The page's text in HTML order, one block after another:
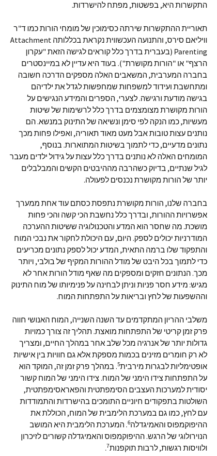
התקשרות היא, בפשטות, מפתח להישרדות.
תאוריית ההתקשרות שירתה כסימוכין של מומחי הורות כמו ד"ר
וויליאם סירס, והתנועה העכשווית נקראת בכללותה Attachment
Parenting (בעברית בדרך כלל קוראים לגישה הזאת "עקרון
הרצף" או "הורות מקושרת"). בעוד היא עדיין לא במיינסטרים
בחברה המערבית, המשאבים האלה מספקים הדרכה חשובה
ומתחשבת ועידוד למשפחות שמחפשות לגדל את ילדיהם
בגישה מודעת ורגישה. לצערי, הספרים והמידע הנגישים על
הורות מקושרת מצומצמים בדרך כלל לרשימות של שיטות
מעשיות, כמו הנקה לפי סימן ונשיאה של התינוק במנשא. הם
נותנים עצות טובות אבל מעט מאוד תאוריה, ואפילו פחות מכך
נתונים מדעיים, כדי לתמוך בשיטות המתוארות. בנוסף,
המומחים האלה לא נותנים בדרך כלל עצות על גידול ילדים מעבר
לגיל שנתיים, בדיוק כשהרבה מההיבטים הקשים והמבלבלים
יותר של הורות מקושרת נכנסים לפעולה.
בחברה שלנו, הורות מקושרת נתפסת כסתם עוד אחת ממערך
אפשרויות ההורות, ובדרך כלל נחשבת הכי קשה והכי פחות
מושכת. מה שחסר הוא המדע והטכנולוגיה ששיטות ההערכה
המודרניות יכולים לספק. היום, עם היכולת לחקור את נבכי המוח
והתפקוד שלו ברמה התאית, המדע יכול לספק נתונים מכריעים
כדי לתמוך בכל היבט של מודל ההורות המקיף של בולבי, ויותר
מכך. הנתונים חזקים ומספקים מה שאף מודל הורות אחר לא
מגיש: מידע חסר פניות וניתן לבחינה על פנימיותו של מוח התינוק
וההשפעות של לחץ ובריאות על התפתחות המוח.
משלבי ההריון המתקדמים עד השנה השנייה, המוח האנושי חווה
פרק זמן קריטי של התפתחות מואצת. תהליך זה צורך כמויות
גדולות יותר של אנרגיה מכל שלב אחר במהלך החיים, ומצריך
לא רק חומרים מזינים בכמות מספקת אלא גם חוויות בין אישיות
אופטימליות לבגרות מירבית5. במהלך פרק זמן זה, המוקד הוא
על התפתחות צידו הימני של המוח. צידו הימני של המוח קשור
יסודית למערכות העצבים הסימפתטית והפאראסימפתטית,
השולטות בתפקודים חיוניים התומכים בהישרדות והתמודדות
עם לחץ, כמו גם במערכת הלימבית של המוח, הכוללת את
ההיפוקמפוס והאמיגדלה6. המערכת הלימבית היא המושב
הנוירולוגי של הרגש. ההיפוקמפוס והאמיגדלה קשורים לזיכרון
ולוויסות רגשות, לרבות תוקפנות7
.